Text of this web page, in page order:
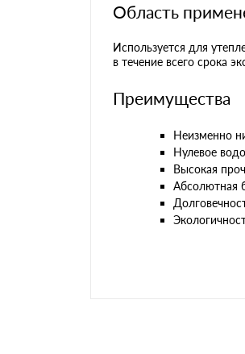
Область
Используется для
в течение всего срока
Преимущества
Неизменно
Нулевое
Высокая
Абсолютная